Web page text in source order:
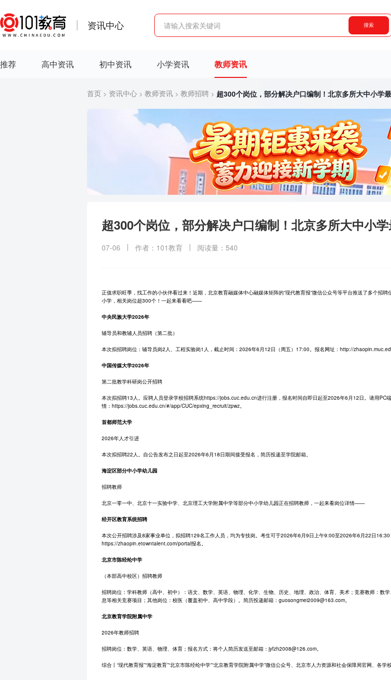
资讯中心 搜索
推荐 高中资讯 初中资讯 小学资讯 教师资讯
首页 > 资讯中心 > 教师资讯 > 教师招聘 > 超300个岗位，部分解决户口编制！北京多所大中小学
超300个岗位，部分解决户口编制！北京多所大中小
07-06 作者：101教育 阅读量：540
正值求职旺季，找工作的小伙伴看过来！近期，北京教育融媒体中心融媒体矩阵的“现代教育报”微信公众号等平台推送了多个招聘
小学，相关岗位超300个！一起来看看吧——
中央民族大学2026年
辅导员和教辅人员招聘（第二批）
本次拟招聘岗位：辅导员岗2人、工程实验岗1人，截止时间：2026年6月12日（周五）17:00。报名网址：http://
中国传媒大学2026年
第二批教学科研岗公开招聘
本次拟招聘13人。应聘人员登录学校招聘系统https://jobs.cuc.edu.cn进行注册，报名时间自即日起至2026年6月12日。请用PC
情：https://jobs.cuc.edu.cn/#/app/CUC/epxing_recruit/zpwz。
首都师范大学
2026年人才引进
本次拟招聘22人。自公告发布之日起至2026年6月18日期间接受报名，简历投递至学院邮箱。
海淀区部分中小学幼儿园
招聘教师
北京一零一中、北京十一实验中学、北京理工大学附属中学等部分中小学幼儿园正在招聘教师，一起来看岗位详情——
经开区教育系统招聘
本次公开招聘涉及8家事业单位，拟招聘129名工作人员，均为专技岗。考生可于2026年6月9日上午9:00至2026年6月22日16:30
https://zhaopin.etowntalent.com/portal报名。
北京市陈经纶中学
（本部高中校区）招聘教师
招聘岗位：学科教师（高中、初中）：语文、数学、英语、物理、化学、生物、历史、地理、政治、体育、美术；竞赛教师：数
息等相关竞赛项目；其他岗位：校医（覆盖初中、高中学段）。简历投递邮箱：guosongmei2009@163.com。
北京教育学院附属中学
2026年教师招聘
招聘岗位：数学、英语、物理、体育；报名方式：将个人简历发送至邮箱：jyfzh2008@126.com。
综合丨“现代教育报”“海淀教育”“北京市陈经纶中学”“北京教育学院附属中学”微信公众号、北京市人力资源和社会保障局官网、各学